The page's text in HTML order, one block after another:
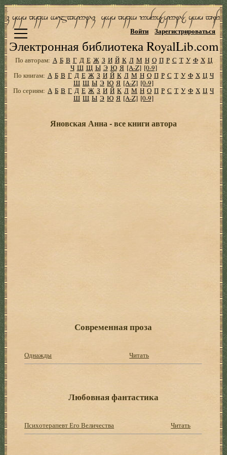
Электронная библиотека RoyalLib.com
Войти Зарегистрироваться
По авторам: А Б В Г Д Е Ж З И Й К Л М Н О П Р С Т У Ф Х Ц
Ч Ш Щ Ы Э Ю Я [A-Z] [0-9]
По книгам: А Б В Г Д Е Ж З И Й К Л М Н О П Р С Т У Ф Х Ц Ч
Ш Щ Ы Э Ю Я [A-Z] [0-9]
По сериям: А Б В Г Д Е Ж З И Й К Л М Н О П Р С Т У Ф Х Ц Ч
Ш Щ Ы Э Ю Я [A-Z] [0-9]
Яновская Анна - все книги автора
Современная проза
Однажды Читать
Любовная фантастика
Психотерапевт Его Величества Читать